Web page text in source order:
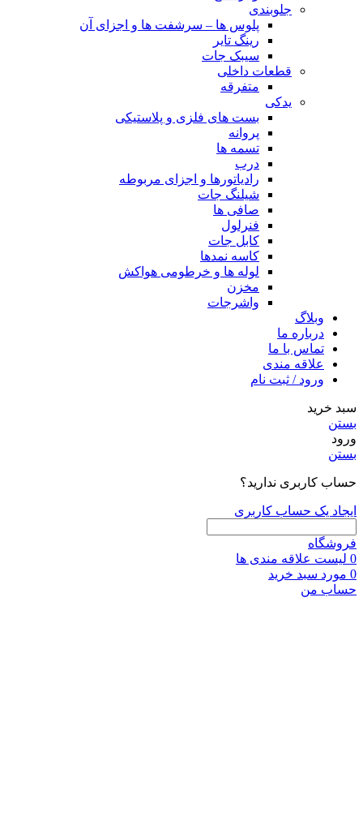
جلوبندی
پلوس ها – سرشفت ها و اجزای آن
رینگ تایر
سیبک جات
قطعات داخلی
متفرقه
یدکی
بست های فلزی و پلاستیکی
پروانه
تسمه ها
درب
رادیاتورها و اجزای مربوطه
شیلنگ جات
صافی ها
فنرلول
کابل جات
کاسه نمدها
لوله ها و خرطومی هواکش
مخزن
واشرجات
وبلاگ
درباره ما
تماس با ما
علاقه مندی
ورود / ثبت نام
سبد خرید
بستن
ورود
بستن
حساب کاربری ندارید؟
ایجاد یک حساب کاربری
فروشگاه
0 لیست علاقه مندی ها
0 مورد سبد خرید
حساب من